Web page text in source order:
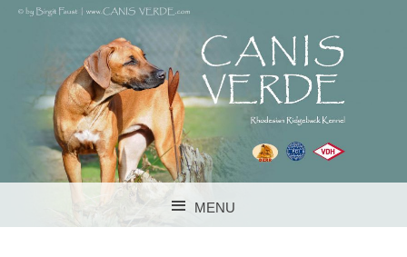
CANIS VERDE
RHODESIAN RIDGEBACK KENNEL IM VDH FCI DZRR
MENU